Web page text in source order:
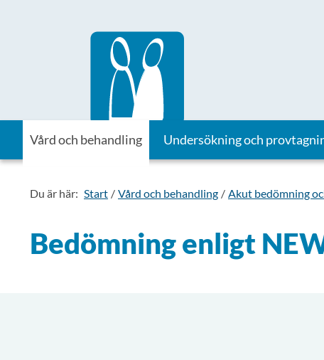
Till startsidan för Vårdhandboken
Vård och behandling Undersökning och
Du är här: Start Vård och behandling Akut bedömning
Bedömning enligt